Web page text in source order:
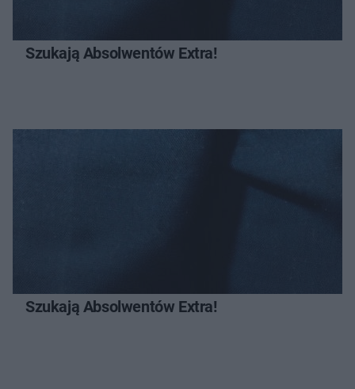
Szukają Absolwentów Extra!
Szukają Absolwentów Extra!